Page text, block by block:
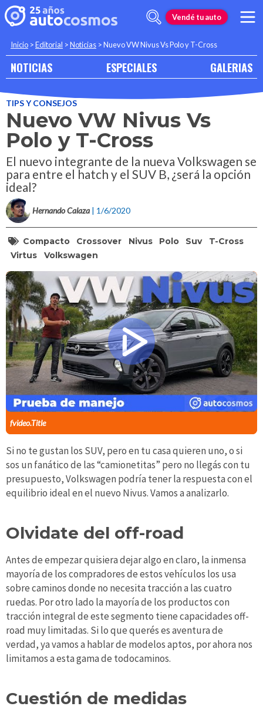
Vendé tu auto
Inicio >Editorial >Noticias >Nuevo VW Nivus Vs Polo y T-Cross
NOTICIAS ESPECIALES GALERIAS
TIPS Y CONSEJOS
Nuevo VW Nivus Vs
Polo y T-Cross
El nuevo integrante de la nueva Volkswagen se
para entre el hatch y el SUV B, ¿será la opción
ideal?
Hernando Calaza | 1/6/2020
Compacto Crossover Nivus Polo Suv
T-Cross
Virtus
Volkswagen
fvideo.Title
Si no te gustan los SUV, pero en tu casa quieren uno, o si
sos un fanático de las “camionetitas” pero no llegás con tu
presupuesto, Volkswagen podría tener la respuesta con el
equilibrio ideal en el nuevo Nivus. Vamos a analizarlo.
Olvidate del off-road
Antes de empezar quisiera dejar algo en claro, la inmensa
mayoría de los compradores de estos vehículos los usa
sobre caminos donde no necesita tracción a las cuatro
ruedas. Por otro lado la mayoría de los productos con
tracción integral de este segmento tiene capacidades off-
road muy limitadas. Si lo que querés es aventura de
verdad, ya vamos a hablar de modelos aptos, por ahora nos
limitamos a esta gama de todocaminos.
Cuestión de medidas